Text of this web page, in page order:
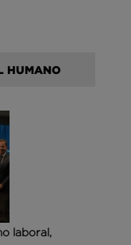
HUMANO
laboral,